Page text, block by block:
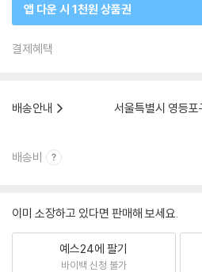
앱 다운 시 1천원 상품권
결제혜택
배송안내
서울특별시 영등
배송비
이미 소장하고 있다면 판매해 보세요.
예스24에 팔기
바이백 신청 불가